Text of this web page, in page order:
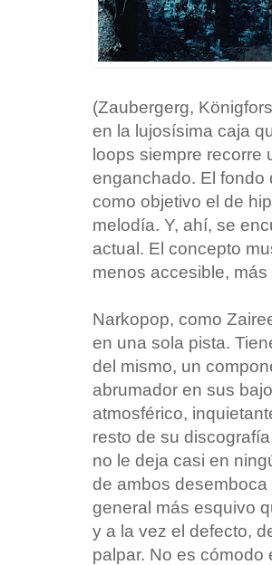
(Zaubergerg,
en la lujosísima caja
loops siempre recorre
enganchado. El fondo
como objetivo el de
melodía. Y, ahí, se
actual. El concepto
menos accesible, más
Narkopop, como
en una sola pista.
del mismo, un
abrumador en sus
atmosférico,
resto de su
no le deja casi en
de ambos
general más esquivo
y a la vez el defecto,
palpar. No es